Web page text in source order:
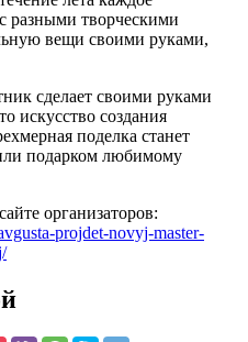
разными творческими
вещи своими руками,
сделает своими руками
искусство создания
поделка станет
подарком любимому
организаторов:
projdet-novyj-master-